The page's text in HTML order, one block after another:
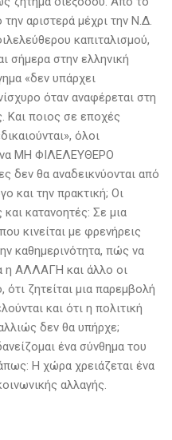
αριστερά μέχρι την Ν.Δ.
καπιταλισμού,
σήμερα στην ελληνική
«δεν υπάρχει
όταν αναφέρεται στη
Και ποιος σε εποχές
όλοι
ΜΗ ΦΙΛΕΛΕΥΘΕΡΟ
δεν θα αναδεικνύονται από
και την πρακτική; Οι
κατανοητές: Σε μια
κινείται με φρενήρεις
καθημερινότητα, πώς να
η ΑΛΛΑΓΗ και άλλο οι
ζητείται μια παρεμβολή
και ότι η πολιτική
δεν θα υπήρχε;
ένα σύνθημα του
Η χώρα χρειάζεται ένα
αλλαγής.